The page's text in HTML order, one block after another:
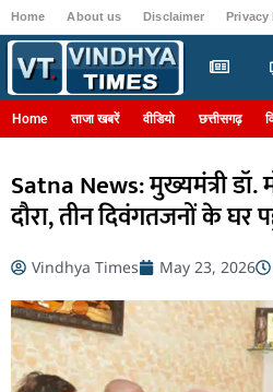
Home About us Disclaimer Privacy
Home ताजा खबरें वीडियो छत्तीसगढ़
Satna News: मुख्यमंत्री डॉ.
दौरा, तीन दिवंगतजनों के घर
Vindhya Times May 23, 2026